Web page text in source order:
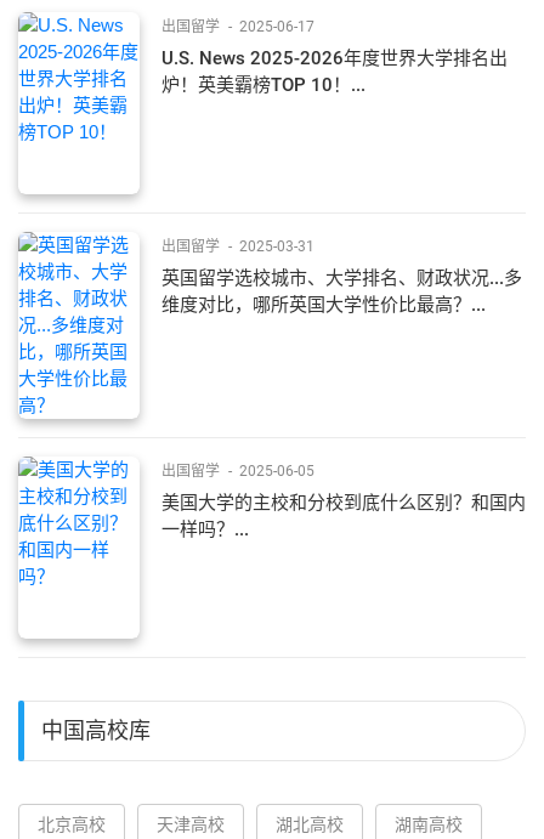
出国留学 - 2025-06-17
U.S. News 2025-2026年度世界大学排名出
炉！英美霸榜TOP 10！...
出国留学 - 2025-03-31
英国留学选校城市、大学排名、财政状况...多
维度对比，哪所英国大学性价比最高？...
出国留学 - 2025-06-05
美国大学的主校和分校到底什么区别？和国内
一样吗？...
中国高校库
北京高校 天津高校 湖北高校 湖南高校